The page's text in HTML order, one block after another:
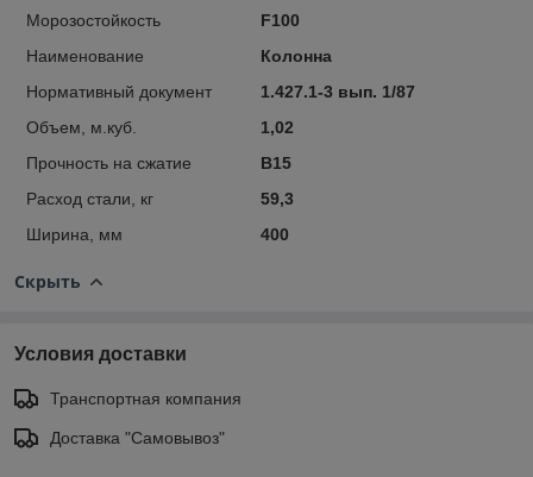
Морозостойкость
F100
Наименование
Колонна
Нормативный документ
1.427.1-3 вып. 1/87
Объем, м.куб.
1,02
Прочность на сжатие
В15
Расход стали, кг
59,3
Ширина, мм
400
Скрыть
Условия доставки
Транспортная компания
Доставка "Самовывоз"